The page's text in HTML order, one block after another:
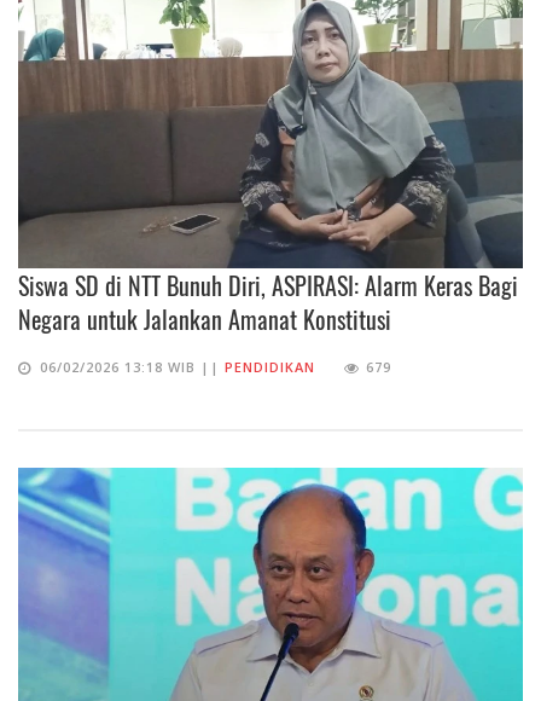
Siswa SD di NTT Bunuh Diri, ASPIRASI: Alarm Keras Bagi
Negara untuk Jalankan Amanat Konstitusi
06/02/2026 13:18 WIB || PENDIDIKAN 679